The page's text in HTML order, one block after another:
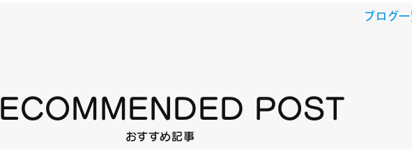
ブログ
RECOMMENDED POST
おすすめ記事